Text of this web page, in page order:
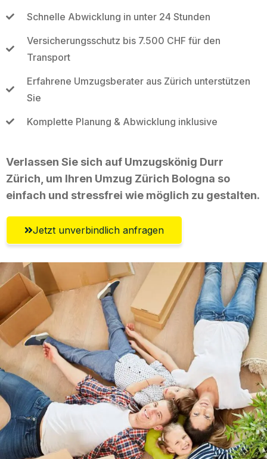
Schnelle Abwicklung in unter 24 Stunden
Versicherungsschutz bis 7.500 CHF für den
Transport
Erfahrene Umzugsberater aus Zürich unterstützen
Sie
Komplette Planung & Abwicklung inklusive
Verlassen Sie sich auf Umzugskönig Durr
Zürich, um Ihren Umzug Zürich Bologna so
einfach und stressfrei wie möglich zu gestalten.
Jetzt unverbindlich anfragen